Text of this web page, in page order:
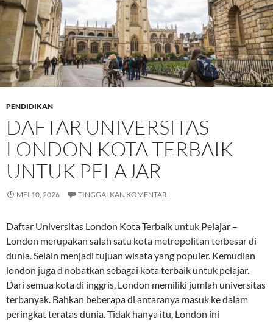
PENDIDIKAN
DAFTAR UNIVERSITAS
LONDON KOTA TERBAIK
UNTUK PELAJAR
MEI 10, 2026 TINGGALKAN KOMENTAR
Daftar Universitas London Kota Terbaik untuk Pelajar –
London merupakan salah satu kota metropolitan terbesar di
dunia. Selain menjadi tujuan wisata yang populer. Kemudian
london juga d nobatkan sebagai kota terbaik untuk pelajar.
Dari semua kota di inggris, London memiliki jumlah universitas
terbanyak. Bahkan beberapa di antaranya masuk ke dalam
peringkat teratas dunia. Tidak hanya itu, London ini